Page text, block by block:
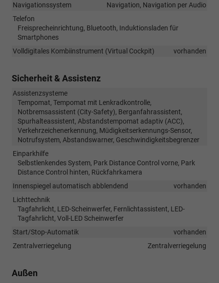
Navigationssystem
Navigation, Navigation per Audio
Telefon
Freisprecheinrichtung, Bluetooth, Induktionsladen für
Smartphones
Volldigitales Kombiinstrument (Virtual Cockpit)
vorhanden
Sicherheit & Assistenz
Assistenzsysteme
Tempomat, Tempomat mit Lenkradkontrolle,
Notbremsassistent (City-Safety), Berganfahrassistent,
Spurhalteassistent, Abstandstempomat adaptiv (ACC),
Verkehrzeichenerkennung, Müdigkeitserkennungs-Sensor,
Notrufsystem, Abstandswarner, Geschwindigkeitsbegrenzer
Einparkhilfe
Selbstlenkendes System, Park Distance Control vorne, Park
Distance Control hinten, Rückfahrkamera
Innenspiegel automatisch abblendend
vorhanden
Lichttechnik
Tagfahrlicht, LED-Scheinwerfer, Fernlichtassistent, LED-
Tagfahrlicht, Voll-LED Scheinwerfer
Start/Stop-Automatik
vorhanden
Zentralverriegelung
Zentralverriegelung
Außen